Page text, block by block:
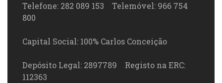
Telefone: 282 089 153 Telemóvel: 966 754
800
Capital Social: 100% Carlos Conceição
Depósito Legal: 2897789 Registo na ERC:
112363